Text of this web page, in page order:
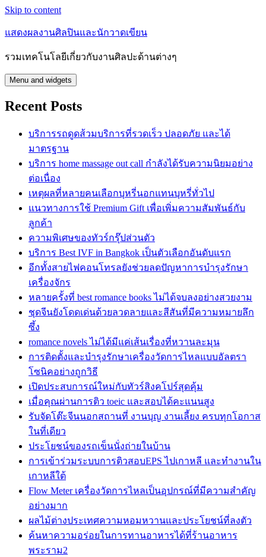
Skip to content
แสดงผลงานศิลปินและนักวาดเขียน
รวมเทคโนโลยีเกี่ยวกับงานศิลปะด้านต่างๆ
Menu and widgets
Recent Posts
บริการรถดูดส้วมบริการที่รวดเร็ว ปลอดภัย และได้
มาตรฐาน
บริการ home massage out call กำลังได้รับความนิยมอย่าง
ต่อเนื่อง
เหตุผลที่หลายคนเลือกบุหรี่นอกแทนบุหรี่ทั่วไป
แนวทางการใช้ Premium Gift เพื่อเพิ่มความสัมพันธ์กับ
ลูกค้า
ความพิเศษของทัวร์กรุ๊ปส่วนตัว
บริการ Best IVF in Bangkok เป็นตัวเลือกอันดับแรก
อีกทั้งสายไฟคอนโทรลยังช่วยลดปัญหาการบำรุงรักษา
เครื่องจักร
หลายครั้งที่ best romance books ไม่ได้จบลงอย่างสวยงาม
ชุดจีนยังโดดเด่นด้วยลวดลายและสีสันที่มีความหมายลึก
ซึ้ง
romance novels ไม่ได้มีแค่เส้นเรื่องที่หวานละมุน
การติดตั้งและบำรุงรักษาเครื่องวัดการไหลแบบอัลตรา
โซนิคอย่างถูกวิธี
เปิดประสบการณ์ใหม่กับทัวร์สิงคโปร์สุดคุ้ม
เมื่อคุณผ่านการติว toeic และสอบได้คะแนนสูง
รับจัดโต๊ะจีนนอกสถานที่ งานบุญ งานเลี้ยง ครบทุกโอกาส
ในที่เดียว
ประโยชน์ของรถเข็นนั่งถ่ายในบ้าน
การเข้าร่วมระบบการติวสอบEPS ไปเกาหลี และทำงานใน
เกาหลีใต้
Flow Meter เครื่องวัดการไหลเป็นอุปกรณ์ที่มีความสำคัญ
อย่างมาก
ผลไม้ต่างประเทศความหอมหวานและประโยชน์ที่ลงตัว
ค้นหาความอร่อยในการทานอาหารได้ที่ร้านอาหาร
พระราม2